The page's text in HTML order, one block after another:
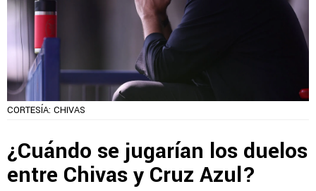
CORTESÍA: CHIVAS
¿Cuándo se jugarían los duelos
entre Chivas y Cruz Azul?